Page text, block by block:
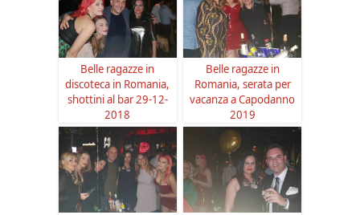
Belle ragazze in
discoteca in Romania,
shottini al bar 29-12-
2018
Belle ragazze in
Romania, serata per
vacanza a Capodanno
2019